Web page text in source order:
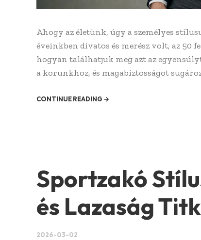
Ahogy az életünk, úgy a személyes
éveinkben divatos és merész volt, az
hogyan találhatjuk meg azt az
a korunkhoz, és magabiztosságot
CONTINUE READING →
Sportzakó
és Lazaság
2026-03-02